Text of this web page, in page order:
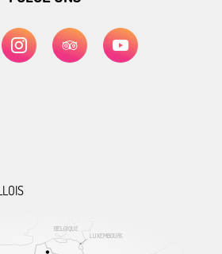
BELGIQUE
LUXEMBOURG